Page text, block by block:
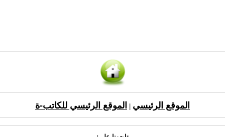
الموقع الرئيسي الموقع الرئيسي للكاتب-ة